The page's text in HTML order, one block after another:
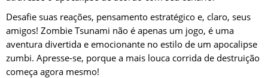
Desafie suas reações, pensamento estratégico e, claro, seus
amigos! Zombie Tsunami não é apenas um jogo, é uma
aventura divertida e emocionante no estilo de um apocalipse
zumbi. Apresse-se, porque a mais louca corrida de destruição
começa agora mesmo!